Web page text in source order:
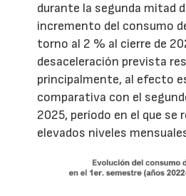
durante la segunda mitad
incremento del consumo
torno al 2 % al cierre de
desaceleración prevista
principalmente, al efecto
comparativa con el
2025, período en el que se
elevados niveles